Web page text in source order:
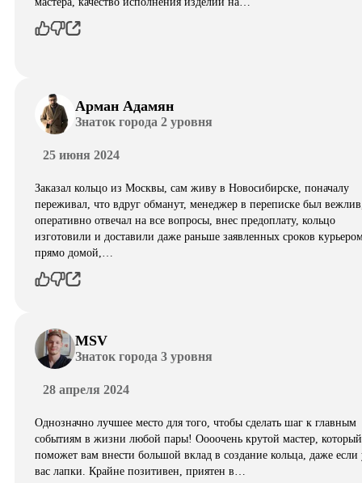
Арман Адамян
Знаток города 2 уровня
25 июня 2024
Заказал кольцо из Москвы, сам живу в Новосибирске, поначалу
переживал, что вдруг обманут, менеджер в переписке был
оперативно отвечал на все вопросы, внес предоплату, кольцо
изготовили и доставили даже раньше заявленных сроков
прямо домой,…
MSV
Знаток города 3 уровня
28 апреля 2024
Однозначно лучшее место для того, чтобы сделать шаг к главным
событиям в жизни любой пары! Оооочень крутой мастер, который
поможет вам внести большой вклад в создание кольца, даже если
вас лапки. Крайне позитивен, приятен в…